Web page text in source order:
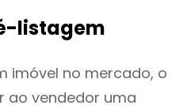
listagem
imóvel no mercado, o
ao vendedor uma